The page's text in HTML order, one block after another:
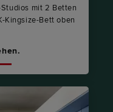
mit 2 Betten
Kingsize-Bett oben